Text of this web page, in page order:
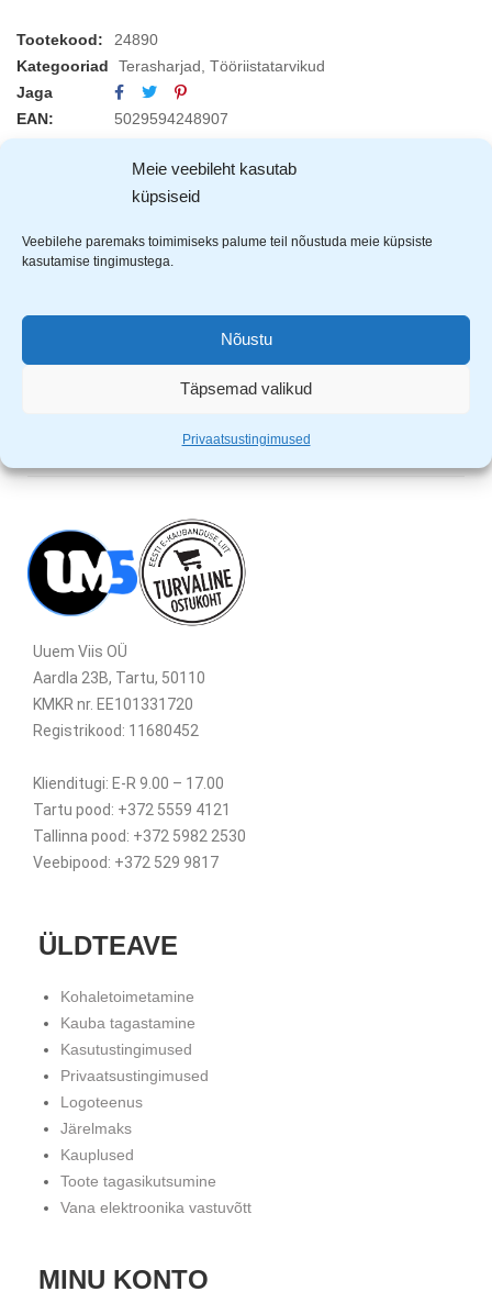
Meie veebileht kasutab
küpsiseid
Veebilehe paremaks toimimiseks palume teil nõustuda meie küpsiste
kasutamise tingimustega.
Nõustu
Täpsemad valikud
Privaatsustingimused
Tootekood:
24890
Kategooriad
Terasharjad Tööriistatarvikud
Jaga
EAN:
5029594248907
TOOTJAD (1)
Uuem Viis OÜ
Aardla 23B, Tartu, 50110
KMKR nr. EE101331720
Registrikood: 11680452
Klienditugi: E-R 9.00 – 17.00
Tartu pood: +372 5559 4121
Tallinna pood: +372 5982 2530
Veebipood: +372 529 9817
ÜLDTEAVE
Kohaletoimetamine
Kauba tagastamine
Kasutustingimused
Privaatsustingimused
Logoteenus
Järelmaks
Kauplused
Toote tagasikutsumine
Vana elektroonika vastuvõtt
MINU KONTO